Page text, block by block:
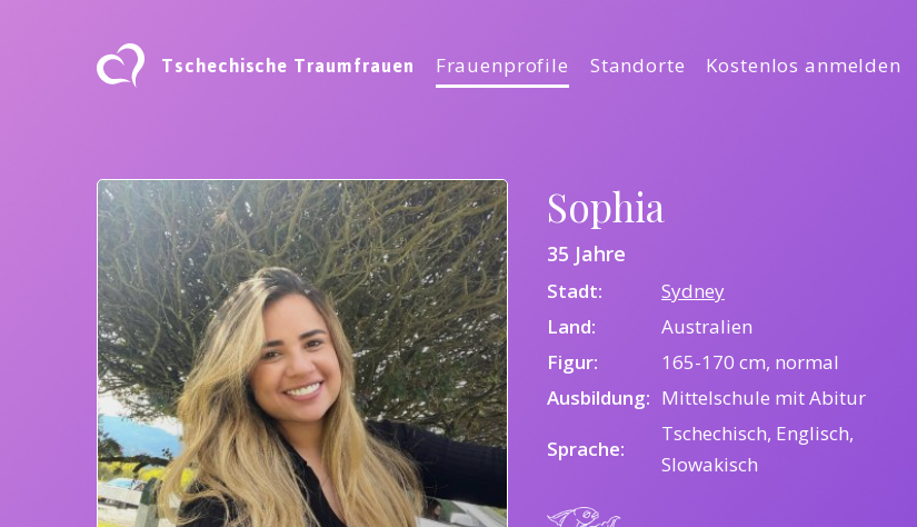
Tschechische Traumfrauen Frauenprofile Standorte Kostenlos anmelden
Sophia
35 Jahre
Stadt:
Sydney
Land:
Australien
Figur:
165-170 cm, normal
Ausbildung: Mittelschule mit Abitur
Sprache:
Tschechisch, Englisch,
Slowakisch